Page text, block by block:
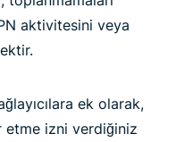
aktivitesini veya
ek olarak,
etme izni verdiğiniz